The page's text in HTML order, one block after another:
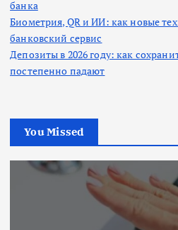
банка
Биометрия, QR и ИИ: как новые
банковский сервис
Депозиты в 2026 году: как
постепенно падают
You Missed